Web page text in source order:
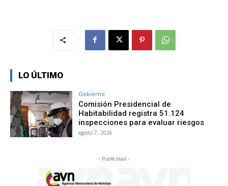
LO ÚLTIMO
Gobierno
Comisión Presidencial de
Habitabilidad registra 51.124
inspecciones para evaluar riesgos
agosto 7, 2026
- Publicidad -